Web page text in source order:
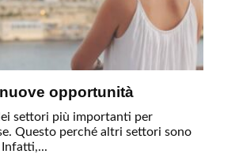
opportunità
settori più importanti per
Questo perché altri settori sono
Infatti,...